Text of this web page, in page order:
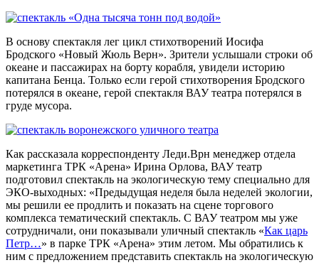
В основу спектакля лег цикл стихотворений Иосифа
Бродского «Новый Жюль Верн». Зрители услышали строки об
океане и пассажирах на борту корабля, увидели историю
капитана Бенца. Только если герой стихотворения Бродского
потерялся в океане, герой спектакля ВАУ театра потерялся в
груде мусора.
Как рассказала корреспонденту Леди.Врн менеджер отдела
маркетинга ТРК «Арена» Ирина Орлова, ВАУ театр
подготовил спектакль на экологическую тему специально для
ЭКО-выходных: «Предыдущая неделя была неделей экологии,
мы решили ее продлить и показать на сцене торгового
комплекса тематический спектакль. С ВАУ театром мы уже
сотрудничали, они показывали уличный спектакль «Как царь
Петр…» в парке ТРК «Арена» этим летом. Мы обратились к
ним с предложением представить спектакль на экологическую